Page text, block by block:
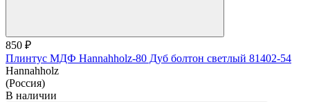
850 ₽
Плинтус МДФ Hannahholz-80 Дуб болтон светлый 81402-54
Hannahholz
(Россия)
В наличии